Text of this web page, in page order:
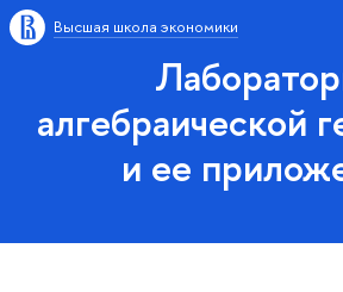
Высшая школа экономики
алгебраической
и ее